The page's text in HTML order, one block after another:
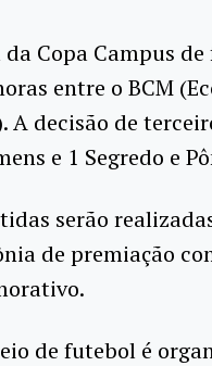
Copa Campus
entre o BCM
A decisão de
e 1 Segredo e
serão
de premiação
de futebol é